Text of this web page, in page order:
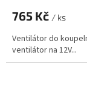
765 Kč / ks
Ventilátor do
ventilátor na 12V...